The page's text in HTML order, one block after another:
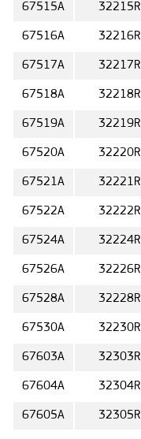
67515А 32215R
67516А 32216R
67517А 32217R
67518А 32218R
67519А 32219R
67520А 32220R
67521А 32221R
67522А 32222R
67524А 32224R
67526А 32226R
67528А 32228R
67530А 32230R
67603А 32303R
67604А 32304R
67605А 32305R